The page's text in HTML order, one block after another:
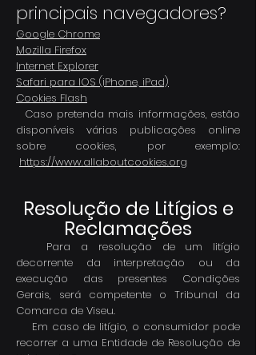
principais navegadores?
Google Chrome
Mozilla Firefox
Internet Explorer
Safari para IOS (iPhone, iPad)
Cookies Flash
Caso pretenda mais informações, estão
disponíveis várias publicações online
sobre cookies, por exemplo:
https://www.allaboutcookies.org
Resolução de Litígios e
Reclamações
Para a resolução de um litígio
decorrente da interpretação ou da
execução das presentes Condições
Gerais, será competente o Tribunal da
Comarca de Viseu.
Em caso de litígio, o consumidor pode
recorrer a uma Entidade de Resolução de